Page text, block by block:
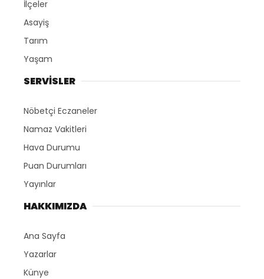
İlçeler
Asayiş
Tarım
Yaşam
SERVİSLER
Nöbetçi Eczaneler
Namaz Vakitleri
Hava Durumu
Puan Durumları
Yayınlar
HAKKIMIZDA
Ana Sayfa
Yazarlar
Künye